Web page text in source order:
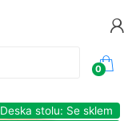
0
Deska stolu: Se sklem